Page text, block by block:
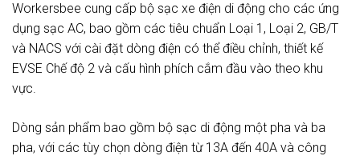
Workersbee cung cấp bộ sạc xe điện di động cho các ứng
dụng sạc AC, bao gồm các tiêu chuẩn Loại 1, Loại 2, GB/T
và NACS với cài đặt dòng điện có thể điều chỉnh, thiết kế
EVSE Chế độ 2 và cấu hình phích cắm đầu vào theo khu
vực.
Dòng sản phẩm bao gồm bộ sạc di động một pha và ba
pha, với các tùy chọn dòng điện từ 13A đến 40A và công